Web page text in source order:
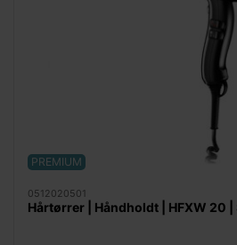
PREMIUM
0512020501
Hårtørrer | Håndholdt | HFXW 20 |